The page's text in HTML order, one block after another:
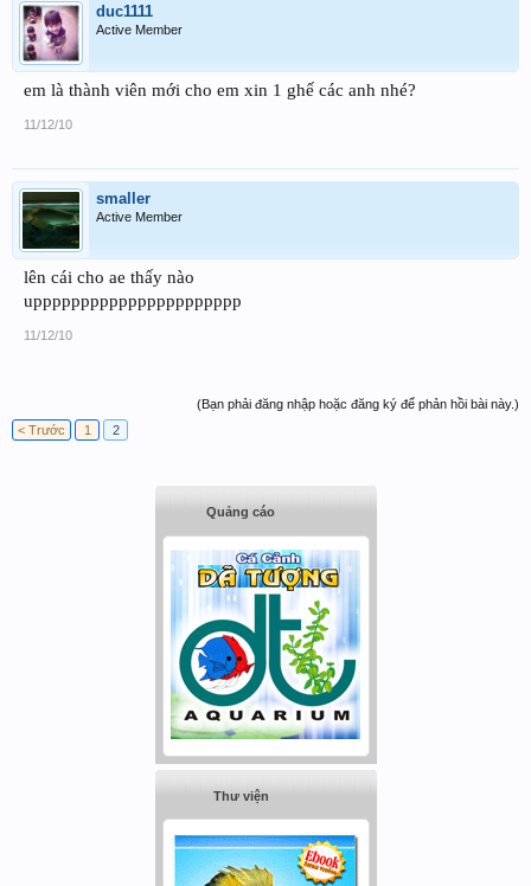
duc1111
Active Member
em là thành viên mới cho em xin 1 ghế các anh nhé?
11/12/10
smaller
Active Member
lên cái cho ae thấy nào
upppppppppppppppppppppp
11/12/10
(Bạn phải đăng nhập hoặc đăng ký để phản hồi bài này.)
< Trước
1 2
Quảng cáo
Thư viện